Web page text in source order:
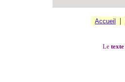
Accueil |
Le texte